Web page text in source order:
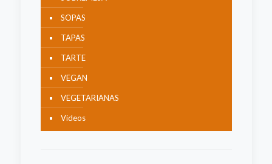
SOPAS
TAPAS
TARTE
VEGAN
VEGETARIANAS
Videos